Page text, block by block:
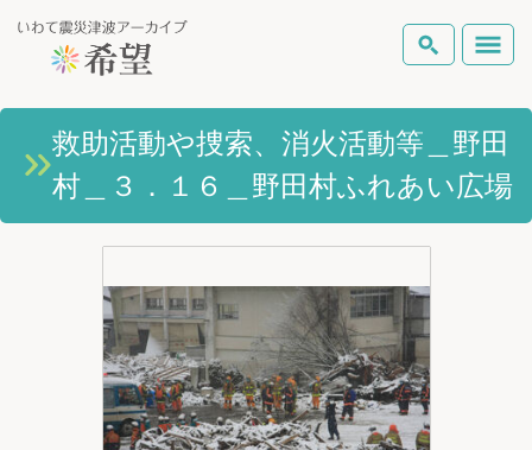
いわて震災津波アーカイブとは
岩手県の被害状況
ピックアップコンテンツ
Foreign Laguage
検索
救助活動や捜索、消火活動等＿野田
村＿３．１６＿野田村ふれあい広場